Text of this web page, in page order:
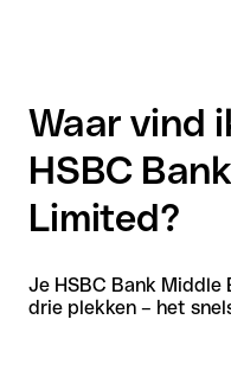
Waar vind
HSBC
Limited?
Je HSBC Bank Middle
drie plekken – het